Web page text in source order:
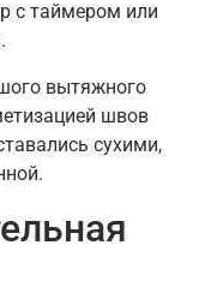
с таймером или
вытяжного
швов
сухими,